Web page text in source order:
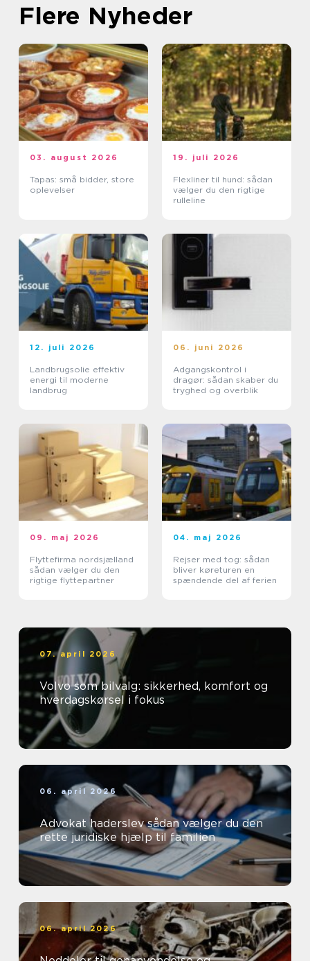
Flere Nyheder
03. august 2026
Tapas: små bidder, store
oplevelser
19. juli 2026
Flexliner til hund: sådan
vælger du den rigtige
rulleline
12. juli 2026
Landbrugsolie effektiv
energi til moderne
landbrug
06. juni 2026
Adgangskontrol i
dragør: sådan skaber du
tryghed og overblik
09. maj 2026
Flyttefirma nordsjælland
sådan vælger du den
rigtige flyttepartner
04. maj 2026
Rejser med tog: sådan
bliver køreturen en
spændende del af ferien
07. april 2026
Volvo som bilvalg: sikkerhed, komfort og
hverdagskørsel i fokus
06. april 2026
Advokat haderslev sådan vælger du den
rette juridiske hjælp til familien
06. april 2026